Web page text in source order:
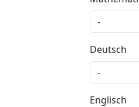
Deutsch
Englisch